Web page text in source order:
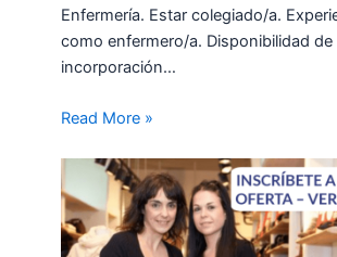
Enfermería. Estar colegiado/a.
como enfermero/a. Disponibilidad de
incorporación…
Read More »